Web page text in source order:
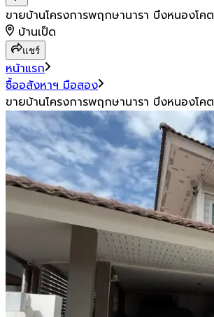
ขายบ้านโครงการพฤกษานารา บึงหนองโ
บ้านเป็ด
แชร์
หน้าแรก
ซื้ออสังหาฯ มือสอง
ขายบ้านโครงการพฤกษานารา บึงหนองโ